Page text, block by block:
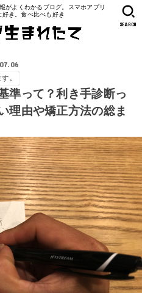
がよくわかるブログ。スマホアプリ
き。食べ比べも好き
SEARCH
。
準って？利き手診断っ
理由や矯正方法の総ま